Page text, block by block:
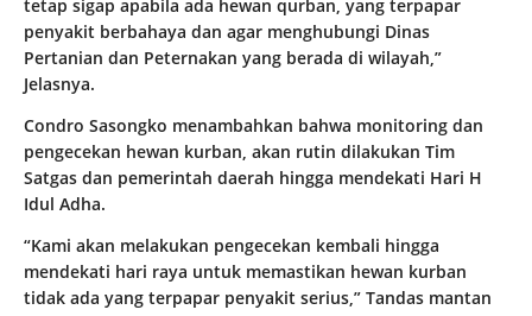
tetap sigap apabila ada hewan qurban, yang terpapar
penyakit berbahaya dan agar menghubungi Dinas
Pertanian dan Peternakan yang berada di wilayah,”
Jelasnya.
Condro Sasongko menambahkan bahwa monitoring dan
pengecekan hewan kurban, akan rutin dilakukan Tim
Satgas dan pemerintah daerah hingga mendekati Hari H
Idul Adha.
“Kami akan melakukan pengecekan kembali hingga
mendekati hari raya untuk memastikan hewan kurban
tidak ada yang terpapar penyakit serius,” Tandas mantan